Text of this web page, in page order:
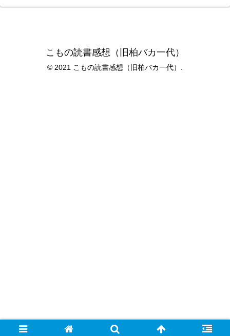
こもの読書感想（旧柏バカ一代）
© 2021 こもの読書感想（旧柏バカ一代）.